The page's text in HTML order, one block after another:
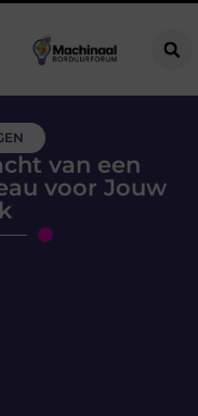
van een
voor Jouw